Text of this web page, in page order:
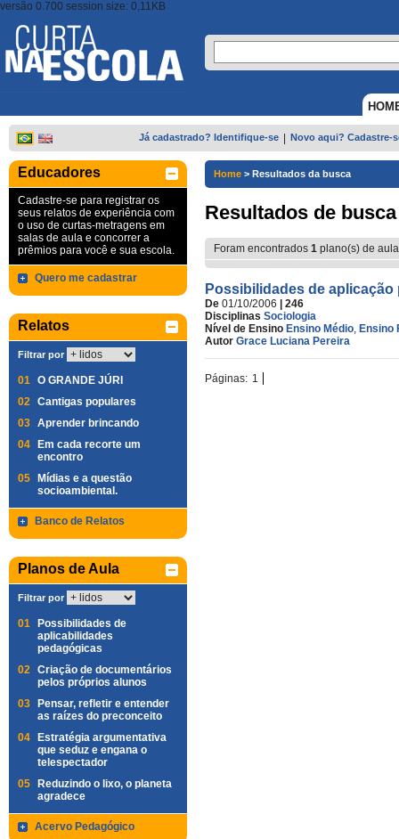
versão 0.700 session size: 0,11KB
Já cadastrado? Identifique-se Novo aqui? Cadastre-
Educadores
Cadastre-se para registrar os
seus relatos de experiência com
o uso de curtas-metragens em
salas de aula e concorrer a
prêmios para você e sua escola.
Quero me cadastrar
Relatos
Filtrar por
01 O GRANDE JÚRI
02 Cantigas populares
03 Aprender brincando
04
Em cada recorte um
encontro
05
Mídias e a questão
socioambiental.
Banco de Relatos
Planos de Aula
Filtrar por
01
Possibilidades de
aplicabilidades
pedagógicas
02 Criação de documentários
pelos próprios alunos
03
Pensar, refletir e entender
as raízes do preconceito
04
Estratégia argumentativa
que seduz e engana o
telespectador
05
Reduzindo o lixo, o planeta
agradece
Acervo Pedagógico
Home > Resultados da busca
Resultados de busca
Foram encontrados 1 plano(s) de
Possibilidades de aplicação
De 01/10/2006
| 246
Disciplinas Sociologia
Nível de Ensino Ensino Médio, Ensino
Autor Grace Luciana Pereira
Páginas: 1